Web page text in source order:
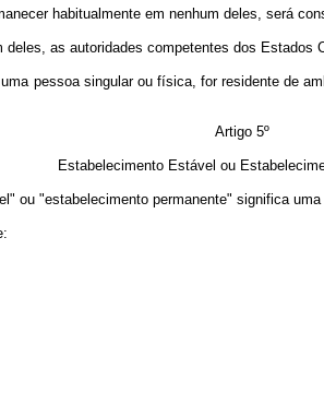
habitualmente em nenhum deles, será
as autoridades competentes dos Estados
pessoa singular ou física, for residente de
Artigo 5º
Estabelecimento Estável ou
"estabelecimento permanente" significa uma